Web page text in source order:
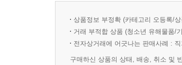
상품정보 부정확 (카테고리 오등록/
거래 부적합 상품 (청소년 유해물품/
전자상거래에 어긋나는 판매사례 :
구매하신 상품의 상태, 배송, 취소 및